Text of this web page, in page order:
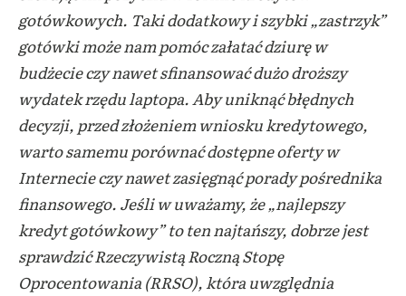
gotówkowych. Taki dodatkowy i szybki „zastrzyk”
gotówki może nam pomóc załatać dziurę w
budżecie czy nawet sfinansować dużo droższy
wydatek rzędu laptopa. Aby uniknąć błędnych
decyzji, przed złożeniem wniosku kredytowego,
warto samemu porównać dostępne oferty w
Internecie czy nawet zasięgnąć porady pośrednika
finansowego. Jeśli w uważamy, że „najlepszy
kredyt gotówkowy” to ten najtańszy, dobrze jest
sprawdzić Rzeczywistą Roczną Stopę
Oprocentowania (RRSO), która uwzględnia